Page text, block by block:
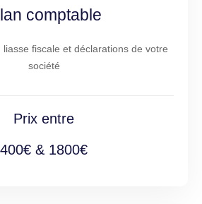
comptable
fiscale et déclarations de votre
société
Prix entre
400€ & 1800€